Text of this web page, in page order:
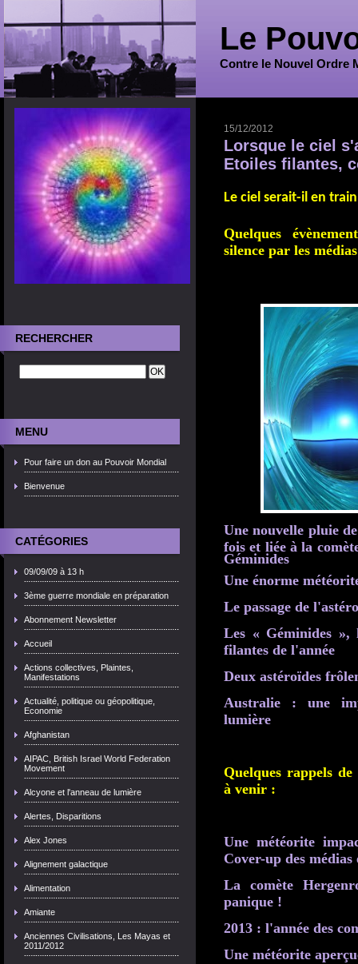
Le
Contre le Nouvel Ordre
RECHERCHER
MENU
Pour faire un don au Pouvoir Mondial
Bienvenue
CATÉGORIES
09/09/09 à 13 h
3ème guerre mondiale en préparation
Abonnement Newsletter
Accueil
Actions collectives, Plaintes,
Manifestations
Actualité, politique ou géopolitique,
Economie
Afghanistan
AIPAC, British Israel World Federation
Movement
Alcyone et l'anneau de lumière
Alertes, Disparitions
Alex Jones
Alignement galactique
Alimentation
Amiante
Anciennes Civilisations, Les Mayas et
2011/2012
15/12/2012
Lorsque le ciel
Etoiles filantes,
Le ciel serait-il en tra
Quelques
silence par les
Une nouvelle pluie
fois et liée à la
Géminides
Une énorme
Le passage de
Les « Géminides »,
filantes de l'année
Deux astéroïdes
Australie : une
lumière
Quelques rappels de
à venir :
Une météorite
Cover-up des
La comète
panique !
2013 : l'année des
Une météorite